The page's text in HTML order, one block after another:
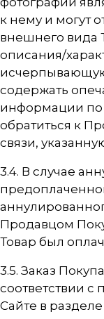
к нему и могут
внешнего вида
описания/
содержать
информации по
обратиться к
связи,
3.4. В случае
Продавцом
Товар был
3.5. Заказ
соответствии
Сайте в